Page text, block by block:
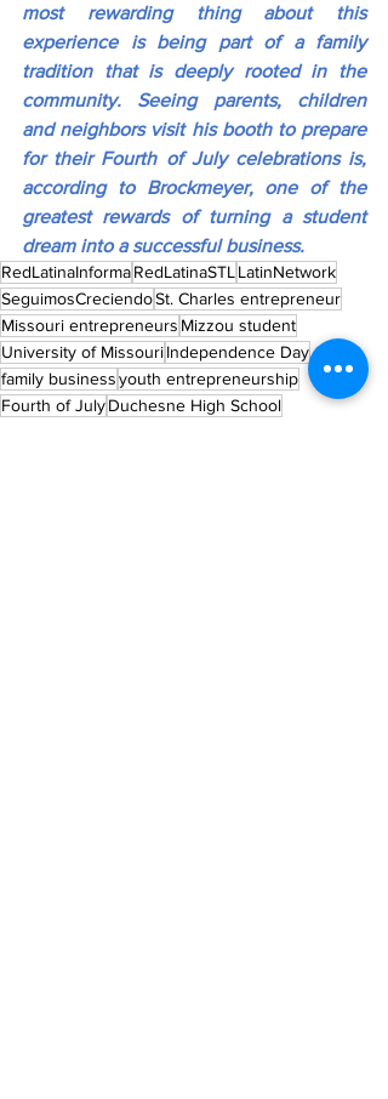
most rewarding thing about this
experience is being part of a family
tradition that is deeply rooted in the
community. Seeing parents, children
and neighbors visit his booth to prepare
for their Fourth of July celebrations is,
according to Brockmeyer, one of the
greatest rewards of turning a student
dream into a successful business.
RedLatinaInformaRedLatinaSTL LatinNetwork
SeguimosCreciendoSt. Charles entrepreneur
Missouri entrepreneurs Mizzou student
University of MissouriIndependence Day
family businessyouth entrepreneurship
Fourth of JulyDuchesne High School